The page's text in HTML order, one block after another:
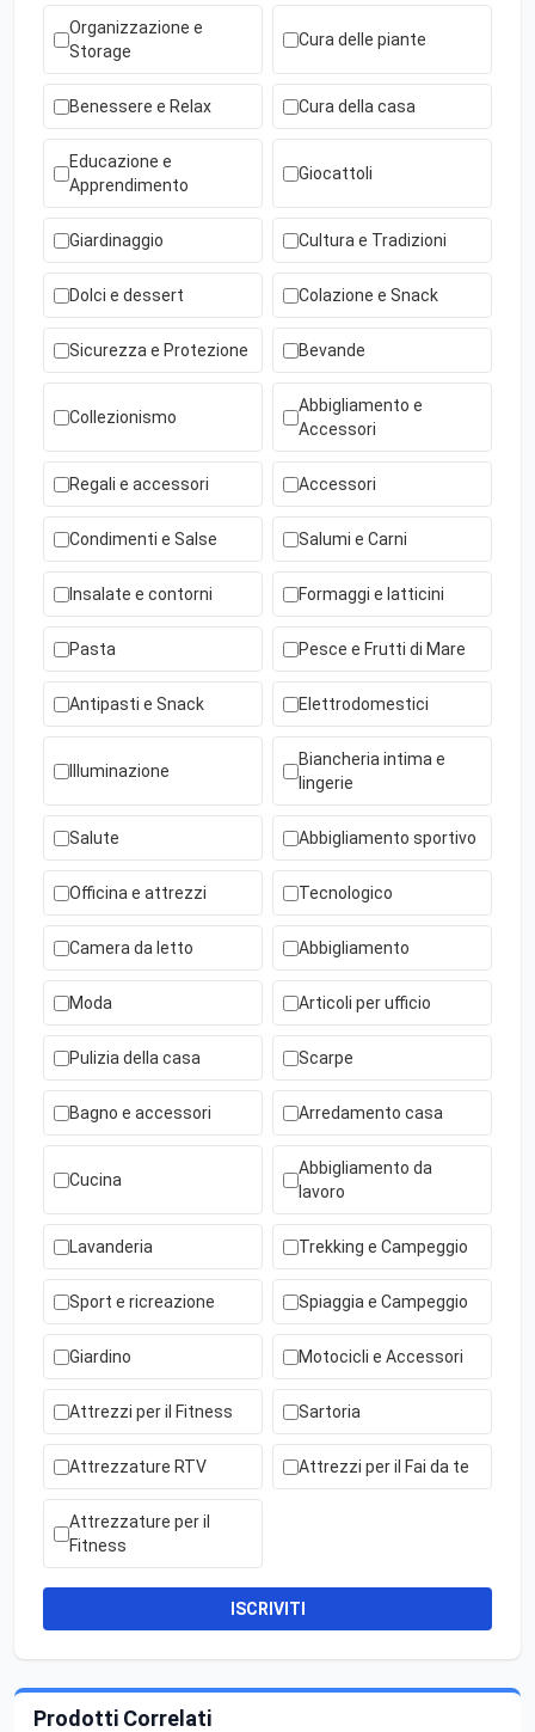
Organizzazione e
Storage
Cura delle piante
Benessere e Relax Cura della casa
Educazione e
Apprendimento
Giocattoli
Giardinaggio Cultura e Tradizioni
Dolci e dessert Colazione e Snack
Sicurezza e Protezione Bevande
Collezionismo
Abbigliamento e
Accessori
Regali e accessori Accessori
Condimenti e Salse Salumi e Carni
Insalate e contorni Formaggi e latticini
Pasta Pesce e Frutti di Mare
Antipasti e Snack Elettrodomestici
Illuminazione
Biancheria intima e
lingerie
Salute Abbigliamento sportivo
Officina e attrezzi Tecnologico
Camera da letto Abbigliamento
Moda Articoli per ufficio
Pulizia della casa Scarpe
Bagno e accessori Arredamento casa
Cucina
Abbigliamento da
lavoro
Lavanderia Trekking e Campeggio
Sport e ricreazione Spiaggia e Campeggio
Giardino Motocicli e Accessori
Attrezzi per il Fitness Sartoria
Attrezzature RTV Attrezzi per il Fai da te
Attrezzature per il
Fitness
ISCRIVITI
Prodotti Correlati